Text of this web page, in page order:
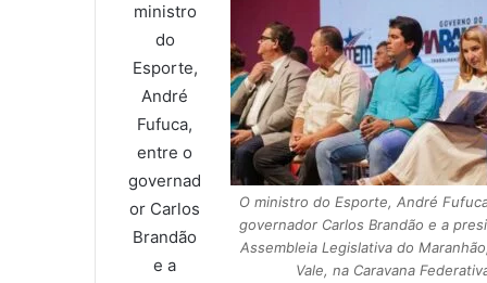
O ministro do Esporte, André
governador Carlos Brandão e a
Assembleia Legislativa do
Vale, na Caravana
ministro
do
Esporte,
André
Fufuca,
entre o
governad
or Carlos
Brandão
e a